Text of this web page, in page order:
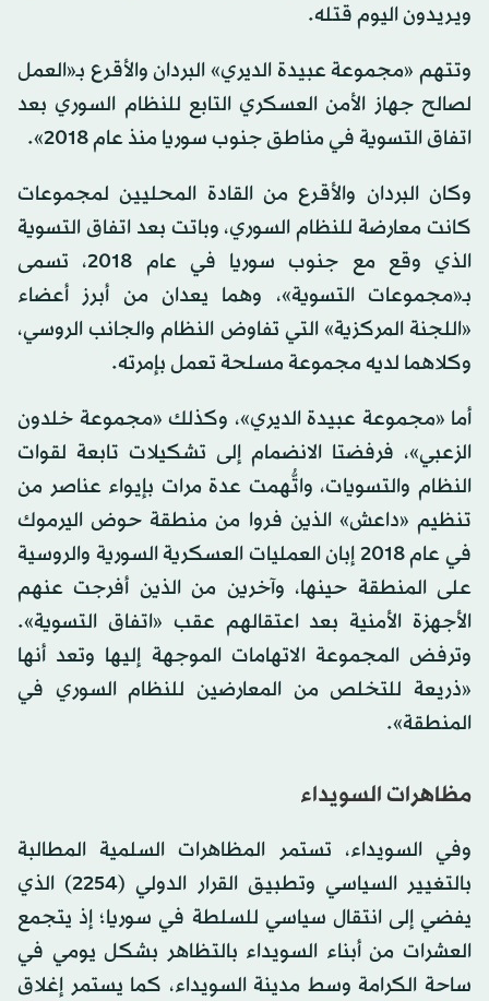
ويريدون اليوم قتله.
وتتهم «مجموعة عبيدة الديري» البردان والأقرع بـ«العمل
لصالح جهاز الأمن العسكري التابع للنظام السوري بعد
اتفاق التسوية في مناطق جنوب سوريا منذ عام 2018».
وكان البردان والأقرع من القادة المحليين لمجموعات
كانت معارضة للنظام السوري، وباتت بعد اتفاق التسوية
الذي وقع مع جنوب سوريا في عام 2018، تسمى
بـ«مجموعات التسوية»، وهما يعدان من أبرز أعضاء
«اللجنة المركزية» التي تفاوض النظام والجانب الروسي،
وكلاهما لديه مجموعة مسلحة تعمل بإمرته.
أما «مجموعة عبيدة الديري»، وكذلك «مجموعة خلدون
الزعبي»، فرفضتا الانضمام إلى تشكيلات تابعة لقوات
النظام والتسويات، واتُّهمت عدة مرات بإيواء عناصر من
تنظيم «داعش» الذين فروا من منطقة حوض اليرموك
في عام 2018 إبان العمليات العسكرية السورية والروسية
على المنطقة حينها، وآخرين من الذين أفرجت عنهم
الأجهزة الأمنية بعد اعتقالهم عقب «اتفاق التسوية».
وترفض المجموعة الاتهامات الموجهة إليها وتعد أنها
«ذريعة للتخلص من المعارضين للنظام السوري في
المنطقة».
مظاهرات السويداء
وفي السويداء، تستمر المظاهرات السلمية المطالبة
بالتغيير السياسي وتطبيق القرار الدولي (2254) الذي
يفضي إلى انتقال سياسي للسلطة في سوريا؛ إذ يتجمع
العشرات من أبناء السويداء بالتظاهر بشكل يومي في
ساحة الكرامة وسط مدينة السويداء، كما يستمر إغلاق